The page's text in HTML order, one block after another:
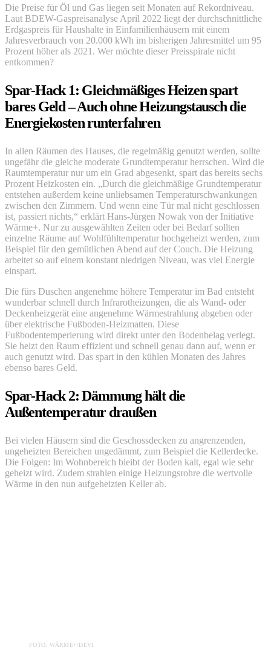
Die Preise für Öl und Gas liegen seit Monaten auf Rekordniveau.
Laut BDEW-Gaspreisanalyse April 2022 liegt der durchschnittliche
Erdgaspreis für Haushalte in Einfamilienhäusern mit einem
Jahresverbrauch von 20.000 kWh im bisherigen Jahresmittel um 95
Prozent höher als 2021. Wer möchte dieser Preisspirale nicht
entkommen?
Spar-Hack 1: Gleichmäßiges Heizen spart
bares Geld – Auch ohne Heizungstausch die
Energiekosten runterfahren
In allen Räumen des Hauses, die regelmäßig genutzt werden, sollte
ungefähr die gleiche moderate Grundtemperatur herrschen. Wird die
Raumtemperatur nur um ein Grad abgesenkt, spart das bereits sechs
Prozent Heizkosten ein. „Durch die gleichmäßige Grundtemperatur
entstehen außerdem keine unliebsamen Temperaturschwankungen
zwischen den Zimmern. Und wenn eine Tür mal nicht geschlossen
ist, passiert nichts,“ erklärt Hans-Jürgen Nowak von der Initiative
Wärme+. Nur zu ausgewählten Zeiten oder bei Bedarf sollten
einzelne Räume auf Wohlfühltemperatur hochgeheizt werden, zum
Beispiel für den gemütlichen Abend auf der Couch. Die Heizung
arbeitet so auf einem konstant niedrigen Niveau, was viel Energie
einspart.
Die fürs Duschen angenehme höhere Temperatur im Bad entsteht
wunderbar schnell durch Infrarotheizungen, die als Wand- oder
Deckenheizgerät eine angenehme Wärmestrahlung abgeben oder
über elektrische Fußboden-Heizmatten. Diese
Fußbodentemperierung wird direkt unter den Bodenbelag verlegt.
Sie heizt den Raum effizient und schnell genau dann auf, wenn er
auch genutzt wird. Das spart in den kühlen Monaten des Jahres
ebenso bares Geld.
Spar-Hack 2: Dämmung hält die
Außentemperatur draußen
Bei vielen Häusern sind die Geschossdecken zu angrenzenden,
ungeheizten Bereichen ungedämmt, zum Beispiel die Kellerdecke.
Die Folgen: Im Wohnbereich bleibt der Boden kalt, egal wie sehr
geheizt wird. Zudem strahlen einige Heizungsrohre die wertvolle
Wärme in den nun aufgeheizten Keller ab.
FOTO: WÄRME+/DEVI.